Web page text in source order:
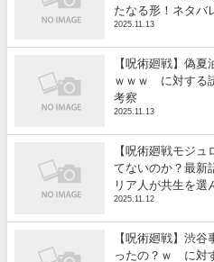
たなる形！ネタバ
2025.11.13
【呪術廻戦】偽
ｗｗｗ に対する
考察
2025.11.13
【呪術廻戦モジ
てないのか？最新
リア人が共生を選
2025.11.12
【呪術廻戦】渋
ったの？ｗ に対